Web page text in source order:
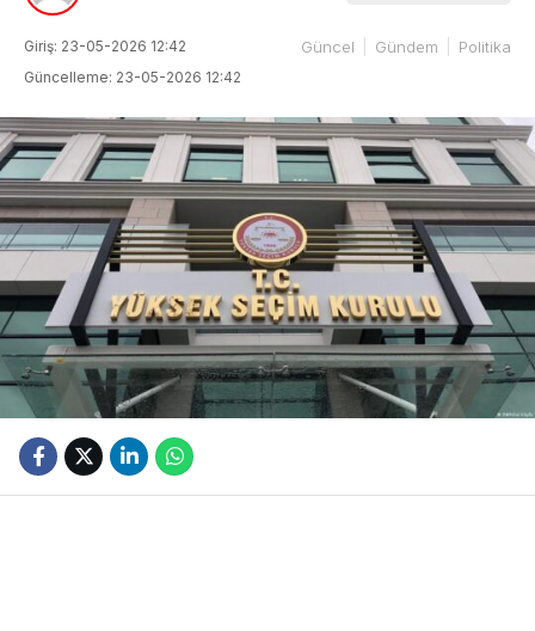
Giriş: 23-05-2026 12:42
Güncelleme: 23-05-2026 12:42
Güncel Gündem Politika